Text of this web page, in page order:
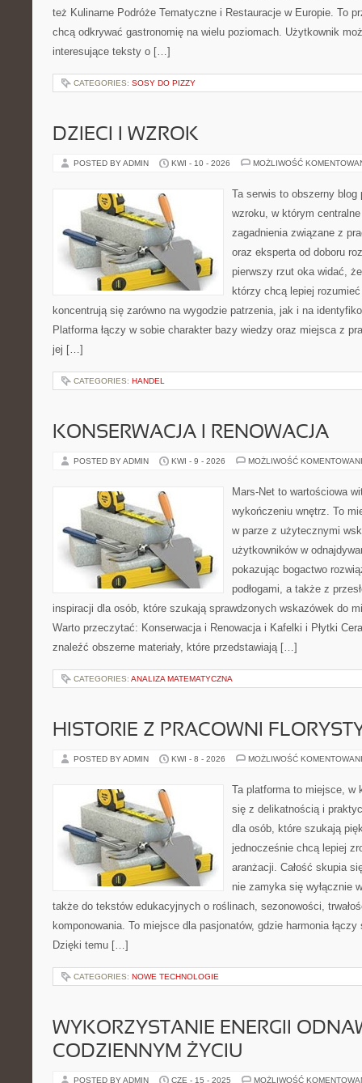
też Kulinarne Podróże Tematyczne i Restauracje w Europie. To
chcą odkrywać gastronomię na wielu poziomach. Użytkownik
interesujące teksty o […]
CATEGORIES: SOSY DO PIZZY
DZIECI I WZROK
POSTED BY ADMIN KWI - 10 - 2026 MOŻLIWOŚĆ
Ta serwis to obszerny blog
wzroku, w którym
zagadnienia związane z
oraz eksperta od doboru
pierwszy rzut oka widać,
którzy chcą lepiej
koncentrują się zarówno na wygodzie patrzenia, jak i na
Platforma łączy w sobie charakter bazy wiedzy oraz miejsca z
jej […]
CATEGORIES: HANDEL
KONSERWACJA I RENOWACJA
POSTED BY ADMIN KWI - 9 - 2026 MOŻLIWOŚĆ
Mars-Net to wartościowa
wykończeniu wnętrz. To
w parze z użytecznymi
użytkowników w
pokazując bogactwo
podłogami, a także z
inspiracji dla osób, które szukają sprawdzonych wskazówek do
Warto przeczytać: Konserwacja i Renowacja i Kafelki i Płytki
znaleźć obszerne materiały, które przedstawiają […]
CATEGORIES: ANALIZA MATEMATYCZNA
HISTORIE Z PRACOWNI
POSTED BY ADMIN KWI - 8 - 2026 MOŻLIWOŚĆ
Ta platforma to miejsce, w
się z delikatnością i
dla osób, które szukają
jednocześnie chcą lepiej
aranżacji. Całość skupia
nie zamyka się wyłącznie
także do tekstów edukacyjnych o roślinach, sezonowości,
komponowania. To miejsce dla pasjonatów, gdzie harmonia
Dzięki temu […]
CATEGORIES: NOWE TECHNOLOGIE
WYKORZYSTANIE ENERGII
CODZIENNYM ŻYCIU
POSTED BY ADMIN CZE - 15 - 2025 MOŻLIWOŚĆ